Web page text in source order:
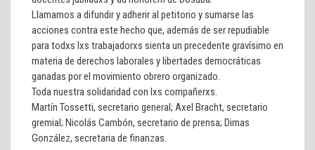
Llamamos a difundir y adherir al petitorio y sumarse las
acciones contra este hecho que, además de ser repudiable
para todxs lxs trabajadorxs sienta un precedente gravísimo en
materia de derechos laborales y libertades democráticas
ganadas por el movimiento obrero organizado.
Toda nuestra solidaridad con lxs compañerxs.
Martín Tossetti, secretario general; Axel Bracht, secretario
gremial; Nicolás Cambón, secretario de prensa; Dimas
González, secretaria de finanzas.